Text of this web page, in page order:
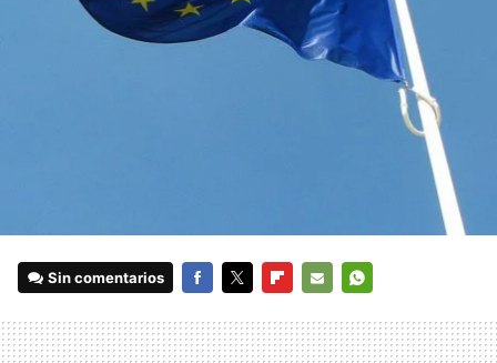
Sin comentarios
MAIL